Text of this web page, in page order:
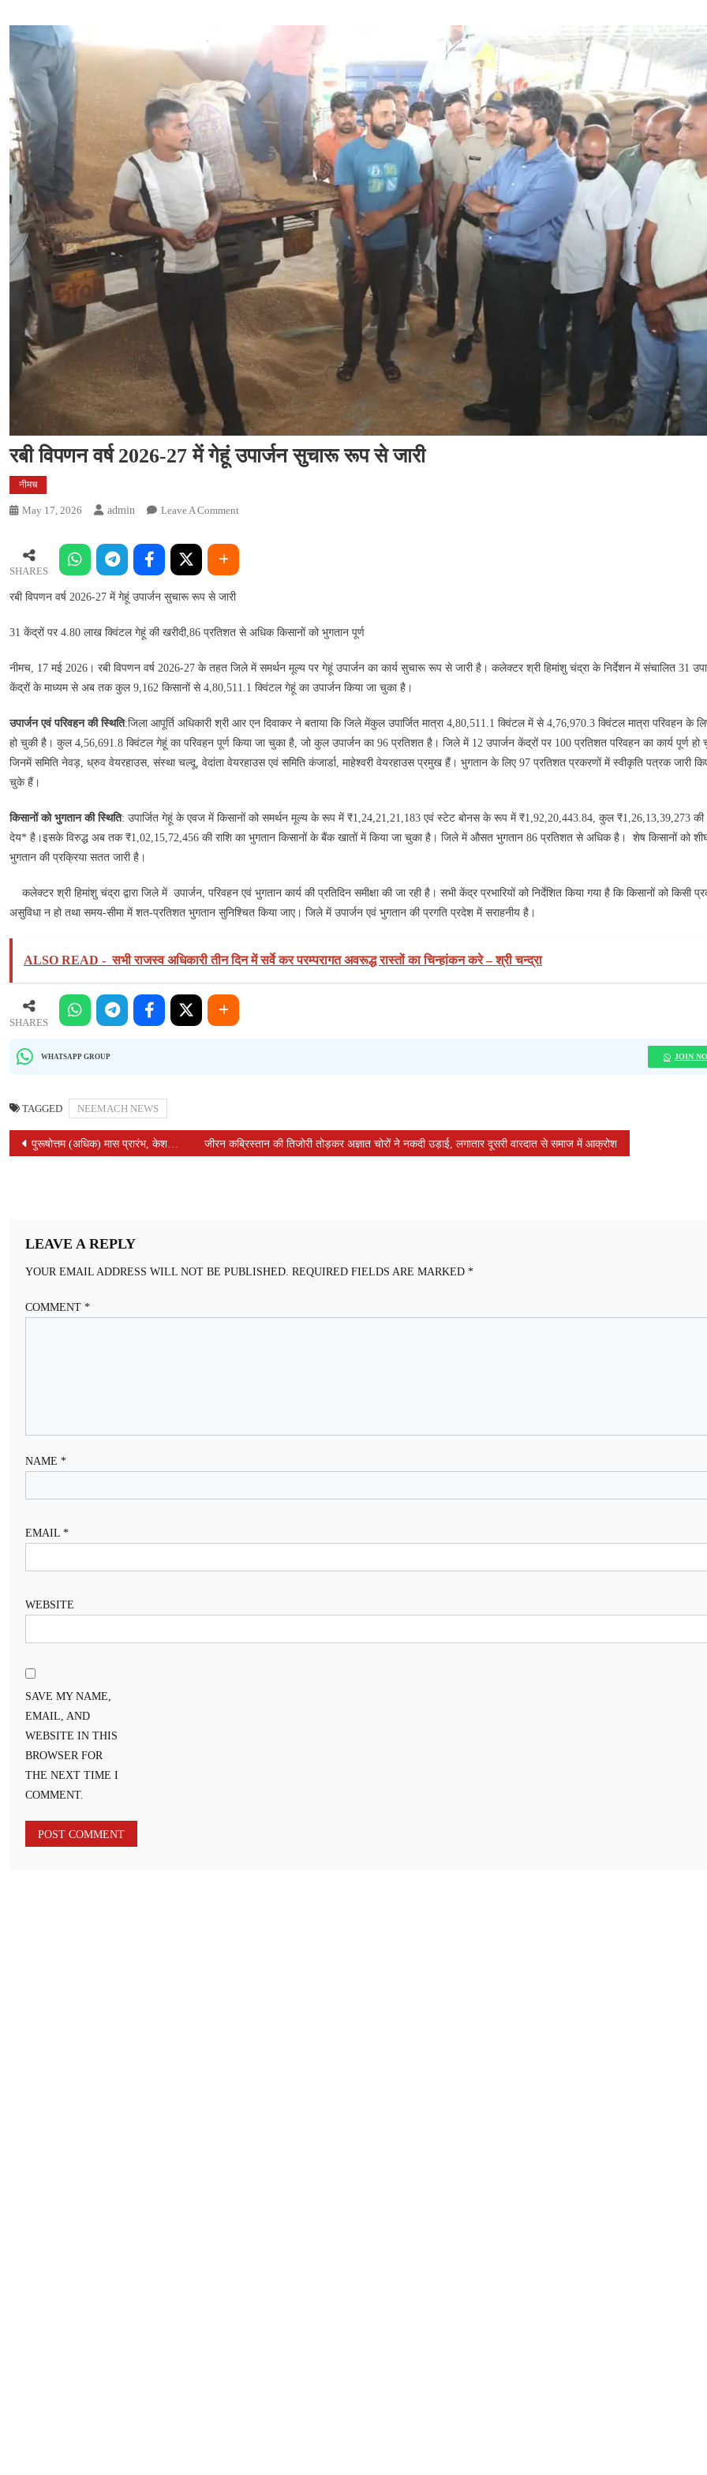
रबी विपणन वर्ष 2026-27 में गेहूं उपार्जन सुचारू रूप से जारी
नीमच
May 17, 2026 Admin Leave A CommentOn
गेहूं
सुचारू
रूप
जारी
SHARES
रबी विपणन वर्ष 2026-27 में गेहूं उपार्जन सुचारू रूप से जारी
31 केंद्रों पर 4.80 लाख क्विंटल गेहूं की खरीदी,86 प्रतिशत से अधिक किसानों को भुगतान पूर्ण
नीमच, 17 मई 2026। रबी विपणन वर्ष 2026-27 के तहत जिले में समर्थन मूल्य पर गेहूं उपार्जन का कार्य सुचारू रूप से जारी है। कलेक्टर श्री हिमांशु चंद्रा के निर्देशन में संचालित 31
केंद्रों के माध्यम से अब तक कुल 9,162 किसानों से 4,80,511.1 क्विंटल गेहूं का उपार्जन किया जा चुका है।
उपार्जन एवं परिवहन की स्थिति:जिला आपूर्ति अधिकारी श्री आर एन दिवाकर ने बताया कि जिले मेंकुल उपार्जित मात्रा 4,80,511.1 क्विंटल में से 4,76,970.3 क्विंटल मात्रा परिवहन के
हो चुकी है। कुल 4,56,691.8 क्विंटल गेहूं का परिवहन पूर्ण किया जा चुका है, जो कुल उपार्जन का 96 प्रतिशत है। जिले में 12 उपार्जन केंद्रों पर 100 प्रतिशत परिवहन का कार्य पूर्ण हो
जिनमें समिति नेवड़, ध्रुव वेयरहाउस, संस्था चल्दू, वेदांता वेयरहाउस एवं समिति कंजार्डा, माहेश्वरी वेयरहाउस प्रमुख हैं। भुगतान के लिए 97 प्रतिशत प्रकरणों में स्वीकृति पत्रक जारी
चुके हैं।
किसानों को भुगतान की स्थिति: उपार्जित गेहूं के एवज में किसानों को समर्थन मूल्य के रूप में ₹1,24,21,21,183 एवं स्टेट बोनस के रूप में ₹1,92,20,443.84, कुल ₹1,26,13,39,273 की
देय* है।इसके विरुद्ध अब तक ₹1,02,15,72,456 की राशि का भुगतान किसानों के बैंक खातों में किया जा चुका है। जिले में औसत भुगतान 86 प्रतिशत से अधिक है। शेष किसानों को
भुगतान की प्रक्रिया सतत जारी है।
कलेक्टर श्री हिमांशु चंद्रा द्वारा जिले में उपार्जन, परिवहन एवं भुगतान कार्य की प्रतिदिन समीक्षा की जा रही है। सभी केंद्र प्रभारियों को निर्देशित किया गया है कि किसानों को किसी
असुविधा न हो तथा समय-सीमा में शत-प्रतिशत भुगतान सुनिश्चित किया जाए। जिले में उपार्जन एवं भुगतान की प्रगति प्रदेश में सराहनीय है।
ALSO READ - सभी राजस्‍व अधिकारी तीन दिन में सर्वे कर परम्‍परागत अवरूद्ध रास्‍तों का चिन्‍हांकन करे – श्री चन्‍द्रा
SHARES
WHATSAPP GROUP JOIN
TAGGED NEEMACH NEWS
POST
पुरूषोत्तम (अधिक) मास प्रारंभ, केशव सत्संग भवन में 1008 केशवानंद जी महाराज का हुआ आगमन, प्रतिदिन होगा नारद भक्ति सूत्र का वाचन जीरन कब्रिस्तान की तिजोरी तोड़कर अज्ञात चोरों ने नकदी उड़ाई, लगातार दूसरी वारदात से समाज में आक्रोश
LEAVE A REPLY
YOUR EMAIL ADDRESS WILL NOT BE PUBLISHED. REQUIRED FIELDS ARE MARKED *
COMMENT *
NAME *
EMAIL *
WEBSITE
SAVE MY NAME,
EMAIL, AND
WEBSITE IN THIS
BROWSER FOR
THE NEXT TIME I
COMMENT.